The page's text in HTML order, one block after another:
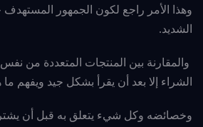
وهذا الأمر راجع لكون الجمهور المستهدف
الشديد.
والمقارنة بين المنتجات المتعددة من
الشراء إلا بعد أن يقرأ بشكل جيد ويفهم ما
وخصائضه وكل شيء يتعلق به قبل أن